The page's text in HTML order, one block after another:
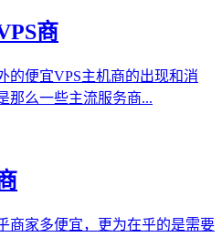
商
的便宜VPS主机商的出现和消
那么一些主流服务商...
商家多便宜，更为在乎的是需要